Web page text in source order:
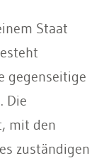
Staat
gegenseitige
Die
mit den
zuständigen